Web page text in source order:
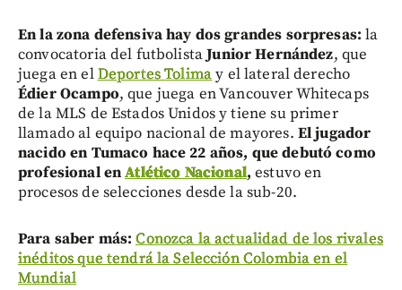
En la zona defensiva hay dos grandes sorpresas: la
convocatoria del futbolistaJunior Hernández, que
juega en elDeportes Tolimay el lateral derecho
Édier Ocampo, que juega en Vancouver Whitecaps
de la MLS de Estados Unidos y tiene su primer
llamado al equipo nacional de mayores. El jugador
nacido en Tumaco hace 22 años, que debutó como
profesional enAtlético Nacional, estuvo en
procesos de selecciones desde la sub-20.
Para saber más:Conozca la actualidad de los rivales
inéditos que tendrá la Selección Colombia en el
Mundial